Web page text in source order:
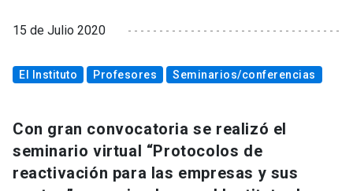
15 de Julio 2020
El Instituto Profesores Seminarios/conferencias
Con gran convocatoria se realizó el
seminario virtual “Protocolos de
reactivación para las empresas y sus